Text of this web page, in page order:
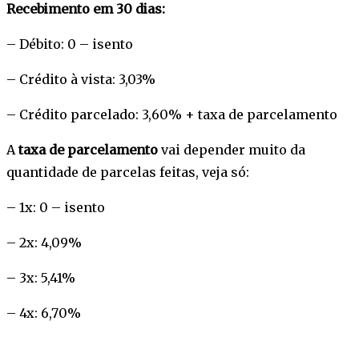
Recebimento em 30 dias:
– Débito: 0 – isento
– Crédito à vista: 3,03%
– Crédito parcelado: 3,60% + taxa de parcelamento
Ataxa de parcelamento vai depender muito da
quantidade de parcelas feitas, veja só:
– 1x: 0 – isento
– 2x: 4,09%
– 3x: 5,41%
– 4x: 6,70%